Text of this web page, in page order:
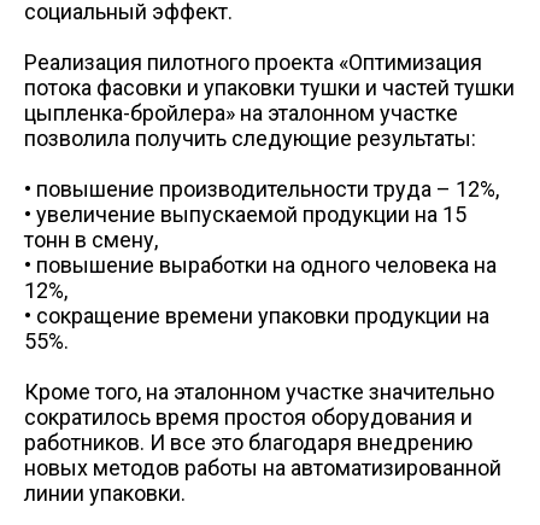
Схема проезда
Пн-сб 09:00-20:00 Вс 09:00-18:00
Схема проезда
prev
ул. Пушкина, 25 а
а/я 40
социальный эффект.
Реализация пилотного проекта «Оптимизация
потока фасовки и упаковки тушки и частей тушки
цыпленка-бройлера» на эталонном участке
позволила получить следующие результаты:
• повышение производительности труда – 12%,
• увеличение выпускаемой продукции на 15
тонн в смену,
• повышение выработки на одного человека на
12%,
• сокращение времени упаковки продукции на
55%.
Кроме того, на эталонном участке значительно
сократилось время простоя оборудования и
работников. И все это благодаря внедрению
новых методов работы на автоматизированной
линии упаковки.